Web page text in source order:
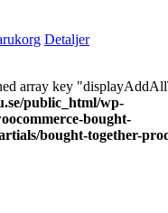
Detaljer
array key
public_html/wp-
bought-
bought-together-